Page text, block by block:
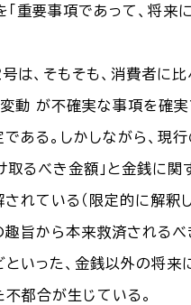
を「重要事項であって、
号は、そもそも、消費者
動 が不確実な事項を確
ある。しかしながら、現
るべき金額」と金銭に
れている（限定的に解釈
趣旨から本来救済される
といった、金銭以外の将
都合が生じている。